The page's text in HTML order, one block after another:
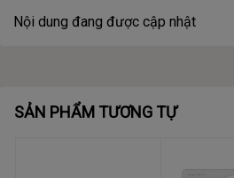
Nội dung đang được cập nhật
SẢN PHẨM TƯƠNG TỰ